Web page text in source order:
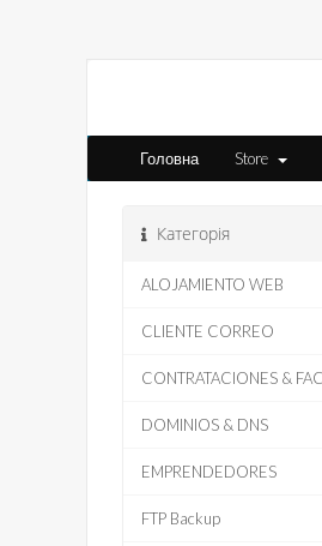
Головна Store
Категорія
ALOJAMIENTO WEB
CLIENTE CORREO
DOMINIOS & DNS
EMPRENDEDORES
FTP Backup